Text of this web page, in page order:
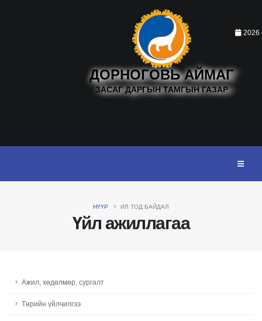
2026
ДОРНОГОВЬ АЙМАГ
ЗАСАГ ДАРГЫН ТАМГЫН ГАЗАР
НҮҮР ИЛ ТОД БАЙДАЛ
Үйл ажиллагаа
Ажил, хөдөлмөр, сургалт
Төрийн үйлчилгээ